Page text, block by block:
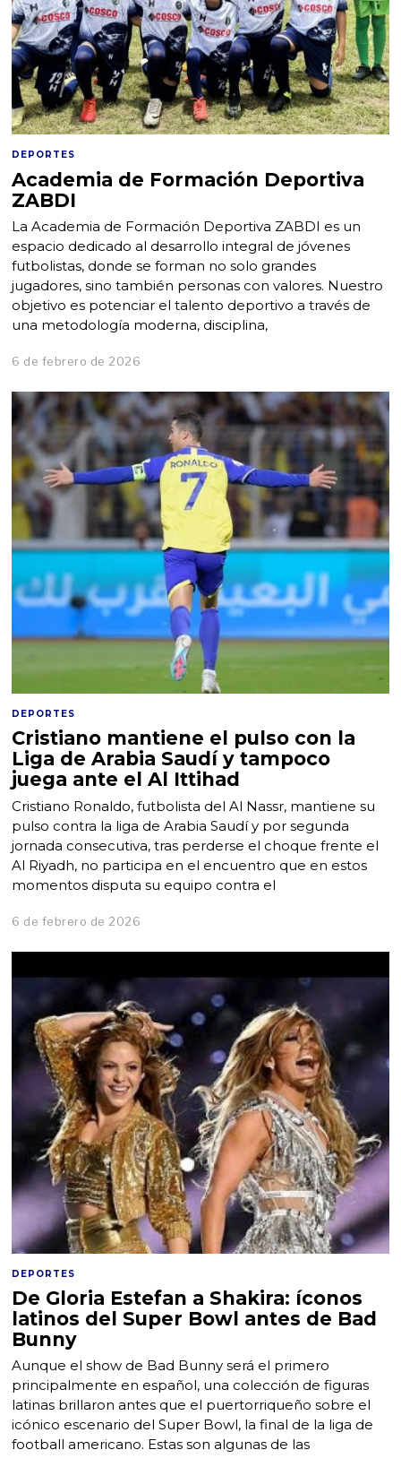
DEPORTES
Academia de Formación Deportiva
ZABDI
La Academia de Formación Deportiva ZABDI es un
espacio dedicado al desarrollo integral de jóvenes
futbolistas, donde se forman no solo grandes
jugadores, sino también personas con valores. Nuestro
objetivo es potenciar el talento deportivo a través de
una metodología moderna, disciplina,
6 de febrero de 2026
DEPORTES
Cristiano mantiene el pulso con la
Liga de Arabia Saudí y tampoco
juega ante el Al Ittihad
Cristiano Ronaldo, futbolista del Al Nassr, mantiene su
pulso contra la liga de Arabia Saudí y por segunda
jornada consecutiva, tras perderse el choque frente el
Al Riyadh, no participa en el encuentro que en estos
momentos disputa su equipo contra el
6 de febrero de 2026
DEPORTES
De Gloria Estefan a Shakira: íconos
latinos del Super Bowl antes de Bad
Bunny
Aunque el show de Bad Bunny será el primero
principalmente en español, una colección de figuras
latinas brillaron antes que el puertorriqueño sobre el
icónico escenario del Super Bowl, la final de la liga de
football americano. Estas son algunas de las